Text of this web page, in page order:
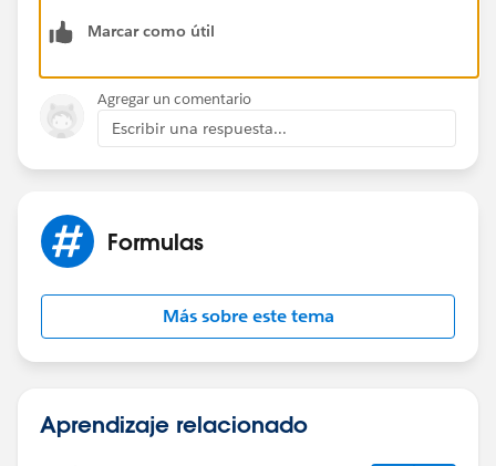
Select the second object (the one you're adding the
Select the first object (the one that has the field
you wish to reference from)
Select the field you wish to reference from.
Add the field to the formula
Your field will automaticaly populate the value from
the matched field on the lookup object.
Marcar como útil
Agregar un comentario
Escribir una respuesta...
Formulas
Más sobre este tema
Aprendizaje relacionado